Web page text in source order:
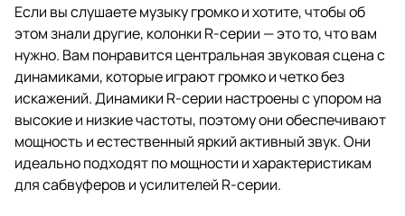
Если вы слушаете музыку громко и хотите, чтобы об
этом знали другие, колонки R-серии — это то, что вам
нужно. Вам понравится центральная звуковая сцена с
динамиками, которые играют громко и четко без
искажений. Динамики R-серии настроены с упором на
высокие и низкие частоты, поэтому они обеспечивают
мощность и естественный яркий активный звук. Они
идеально подходят по мощности и характеристикам
для сабвуферов и усилителей R-серии.